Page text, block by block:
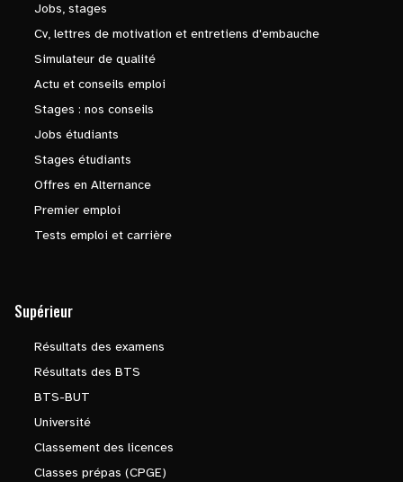
Jobs, stages
Cv, lettres de motivation et entretiens d'embauche
Simulateur de qualité
Actu et conseils emploi
Stages : nos conseils
Jobs étudiants
Stages étudiants
Offres en Alternance
Premier emploi
Tests emploi et carrière
Supérieur
Résultats des examens
Résultats des BTS
BTS-BUT
Université
Classement des licences
Classes prépas (CPGE)